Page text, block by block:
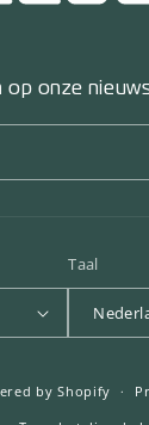
op onze
Taal
by Shopify